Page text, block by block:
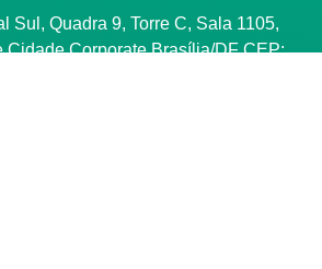
Sul, Quadra 9, Torre C, Sala 1105,
Cidade Corporate Brasília/DF CEP: